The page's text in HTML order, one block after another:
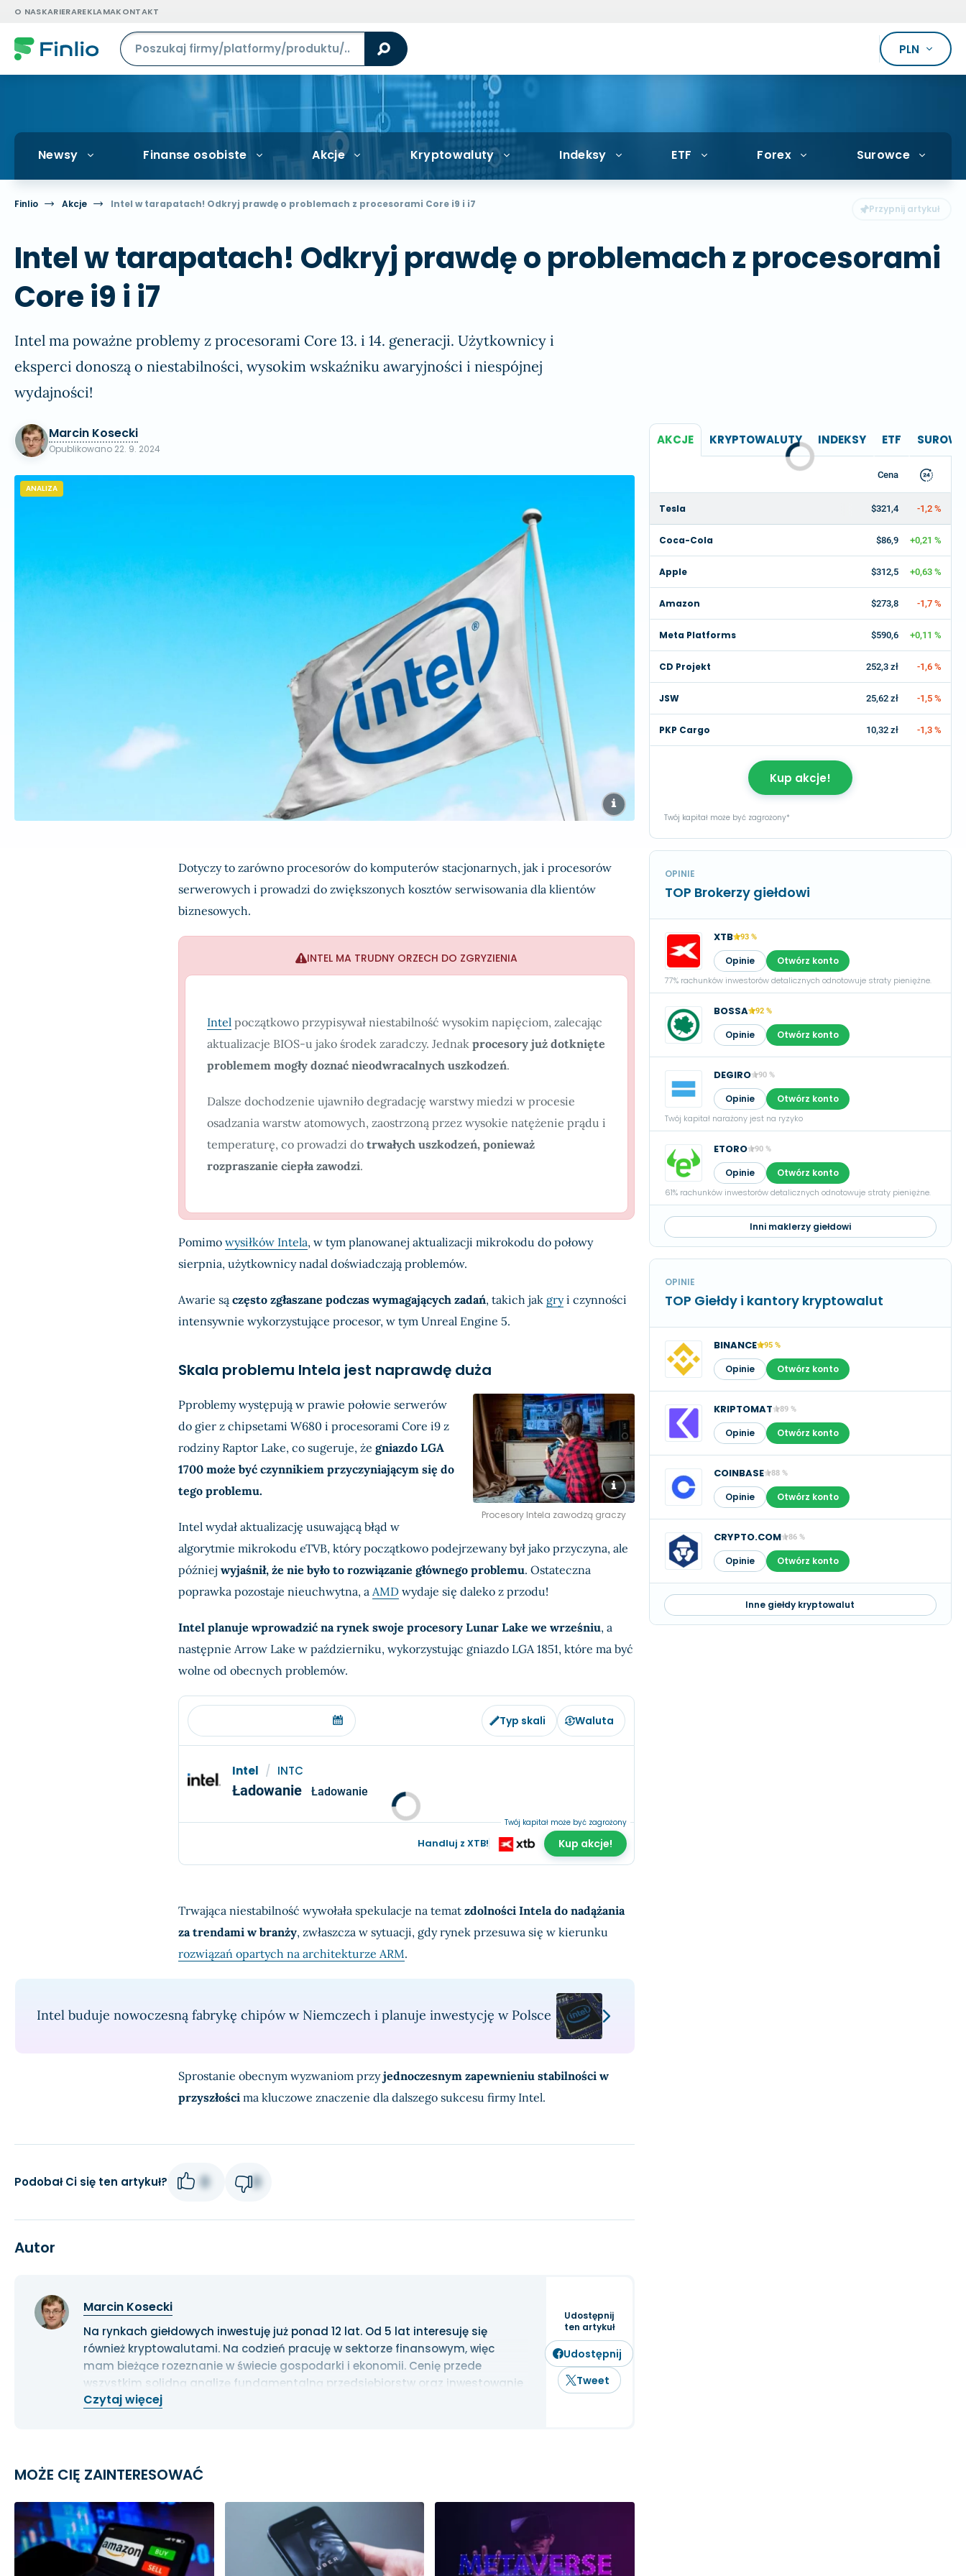
O NASKARIERAREKLAMAKONTAKT
PLN
Newsy Finanse osobiste Akcje Kryptowaluty Indeksy ETF Forex Surowce
Finlio Akcje Intel w tarapatach! Odkryj prawdę o problemach z procesorami Core i9 i i7
Intel w tarapatach! Odkryj prawdę o problemach z procesorami
Core i9 i i7
Intel ma poważne problemy z procesorami Core 13. i 14. generacji. Użytkownicy i
eksperci donoszą o niestabilności, wysokim wskaźniku awaryjności i niespójnej
wydajności!
Marcin Kosecki
Opublikowano 22. 9. 2024
ANALIZA
Dotyczy to zarówno procesorów do komputerów stacjonarnych, jak i procesorów
serwerowych i prowadzi do zwiększonych kosztów serwisowania dla klientów
biznesowych.
INTEL MA TRUDNY ORZECH DO ZGRYZIENIA
Intel początkowo przypisywał niestabilność wysokim napięciom, zalecając
aktualizacje BIOS-u jako środek zaradczy. Jednak procesory już dotknięte
problemem mogły doznać nieodwracalnych uszkodzeń.
Dalsze dochodzenie ujawniło degradację warstwy miedzi w procesie
osadzania warstw atomowych, zaostrzoną przez wysokie natężenie prądu i
temperaturę, co prowadzi do trwałych uszkodzeń, ponieważ
rozpraszanie ciepła zawodzi.
Pomimo wysiłków Intela, w tym planowanej aktualizacji mikrokodu do połowy
sierpnia, użytkownicy nadal doświadczają problemów.
Awarie są często zgłaszane podczas wymagających zadań, takich jak gryi czynności
intensywnie wykorzystujące procesor, w tym Unreal Engine 5.
Skala problemu Intela jest naprawdę duża
Procesory Intela zawodzą graczy
Pproblemy występują w prawie połowie serwerów
do gier z chipsetami W680 i procesorami Core i9 z
rodziny Raptor Lake, co sugeruje, że gniazdo LGA
1700 może być czynnikiem przyczyniającym się do
tego problemu.
Intel wydał aktualizację usuwającą błąd w
algorytmie mikrokodu eTVB, który początkowo podejrzewany był jako przyczyna, ale
później wyjaśnił, że nie było to rozwiązanie głównego problemu. Ostateczna
poprawka pozostaje nieuchwytna, a AMDwydaje się daleko z przodu!
Intel planuje wprowadzić na rynek swoje procesory Lunar Lake we wrześniu, a
następnie Arrow Lake w październiku, wykorzystując gniazdo LGA 1851, które ma być
wolne od obecnych problemów.
Typ skali Waluta
Intel / INTC
Ładowanie Ładowanie
Handluj z XTB!
Twój kapitał może być zagrożony
Kup akcje!
Trwająca niestabilność wywołała spekulacje na temat zdolności Intela do nadążania
za trendami w branży, zwłaszcza w sytuacji, gdy rynek przesuwa się w kierunku
rozwiązań opartych na architekturze ARM.
Intel buduje nowoczesną fabrykę chipów w Niemczech i planuje inwestycję w Polsce
Sprostanie obecnym wyzwaniom przyjednoczesnym zapewnieniu stabilności w
przyszłościma kluczowe znaczenie dla dalszego sukcesu firmy Intel.
Podobał Ci się ten artykuł? 0 0
Autor
Marcin Kosecki
Na rynkach giełdowych inwestuję już ponad 12 lat. Od 5 lat interesuję się
również kryptowalutami. Na codzień pracuję w sektorze finansowym, więc
mam bieżące rozeznanie w świecie gospodarki i ekonomii. Cenię przede
wszystkim solidną analizę fundamentalną przedsiębiorstw oraz inwestowanie
długoterminowe.
Czytaj więcej
Udostępnij
ten artykuł
Udostępnij
Tweet
MOŻE CIĘ ZAINTERESOWAĆ
AKCJE KRYPTOWALUTY INDEKSY ETF
Cena
Tesla $321,4 -1,2 %
Coca-Cola $86,9 +0,21 %
Apple $312,5 +0,63 %
Amazon $273,8 -1,7 %
Meta Platforms $590,6 +0,11 %
CD Projekt 252,3 zł -1,6 %
JSW 25,62 zł -1,5 %
PKP Cargo 10,32 zł -1,3 %
Kup akcje!
Twój kapitał może być zagrożony*
OPINIE
TOP Brokerzy giełdowi
XTB 93 %
Opinie Otwórz konto
77% rachunków inwestorów detalicznych odnotowuje straty pieniężne.
BOSSA 92 %
Opinie Otwórz konto
DEGIRO 90 %
Opinie Otwórz konto
Twój kapitał narażony jest na ryzyko
ETORO 90 %
Opinie Otwórz konto
61% rachunków inwestorów detalicznych odnotowuje straty pieniężne.
Inni maklerzy giełdowi
OPINIE
TOP Giełdy i kantory kryptowalut
BINANCE 95 %
Opinie Otwórz konto
KRIPTOMAT 89 %
Opinie Otwórz konto
COINBASE 88 %
Opinie Otwórz konto
CRYPTO.COM 86 %
Opinie Otwórz konto
Inne giełdy kryptowalut